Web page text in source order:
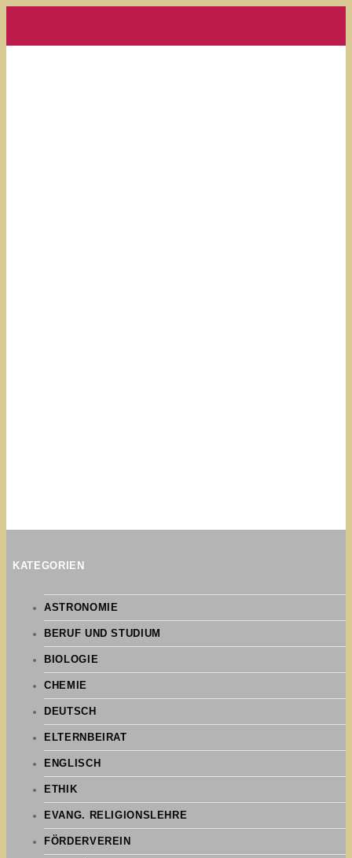
KATEGORIEN
ASTRONOMIE
BERUF UND STUDIUM
BIOLOGIE
CHEMIE
DEUTSCH
ELTERNBEIRAT
ENGLISCH
ETHIK
EVANG. RELIGIONSLEHRE
FÖRDERVEREIN